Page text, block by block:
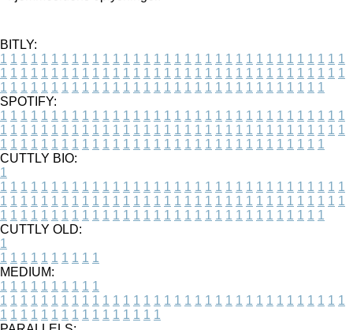
BITLY:
1 1 1 1 1 1 1 1 1 1 1 1 1 1 1 1 1 1 1 1 1 1 1 1 1 1 1 1 1 1 1 1 1 1
1 1 1 1 1 1 1 1 1 1 1 1 1 1 1 1 1 1 1 1 1 1 1 1 1 1 1 1 1 1 1 1 1 1
1 1 1 1 1 1 1 1 1 1 1 1 1 1 1 1 1 1 1 1 1 1 1 1 1 1 1 1 1 1 1 1
SPOTIFY:
1 1 1 1 1 1 1 1 1 1 1 1 1 1 1 1 1 1 1 1 1 1 1 1 1 1 1 1 1 1 1 1 1 1
1 1 1 1 1 1 1 1 1 1 1 1 1 1 1 1 1 1 1 1 1 1 1 1 1 1 1 1 1 1 1 1 1 1
1 1 1 1 1 1 1 1 1 1 1 1 1 1 1 1 1 1 1 1 1 1 1 1 1 1 1 1 1 1 1 1
CUTTLY BIO:
1
1 1 1 1 1 1 1 1 1 1 1 1 1 1 1 1 1 1 1 1 1 1 1 1 1 1 1 1 1 1 1 1 1 1
1 1 1 1 1 1 1 1 1 1 1 1 1 1 1 1 1 1 1 1 1 1 1 1 1 1 1 1 1 1 1 1 1 1
1 1 1 1 1 1 1 1 1 1 1 1 1 1 1 1 1 1 1 1 1 1 1 1 1 1 1 1 1 1 1 1
CUTTLY OLD:
1
1 1 1 1 1 1 1 1 1 1
MEDIUM:
1 1 1 1 1 1 1 1 1 1
1 1 1 1 1 1 1 1 1 1 1 1 1 1 1 1 1 1 1 1 1 1 1 1 1 1 1 1 1 1 1 1 1 1
1 1 1 1 1 1 1 1 1 1 1 1 1 1 1 1